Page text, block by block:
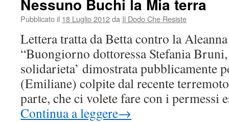
3
Luglio
non
archiviate
quel
sangue
Nessuno Buchi la Mia terra
Pubblicato il 18 Luglio 2012da Il Dodo Che Resiste
Lettera tratta da Betta contro la
“Buongiorno dottoressa Stefania
solidarieta’ dimostrata pubblicamente
(Emiliane) colpite dal recente
parte, che ci volete fare con i
Continua a leggere→